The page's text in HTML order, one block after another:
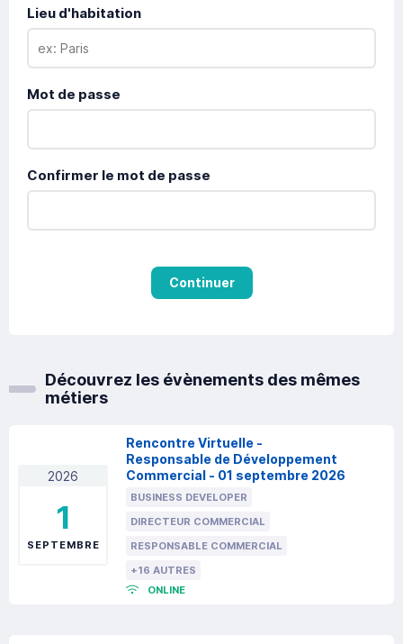
Lieu d'habitation
Mot de passe
Confirmer le mot de passe
Continuer
Découvrez les évènements des mêmes
métiers
2026
1
SEPTEMBRE
Rencontre Virtuelle -
Responsable de Développement
Commercial - 01 septembre 2026
BUSINESS DEVELOPER
DIRECTEUR COMMERCIAL
RESPONSABLE COMMERCIAL
+16 AUTRES
ONLINE